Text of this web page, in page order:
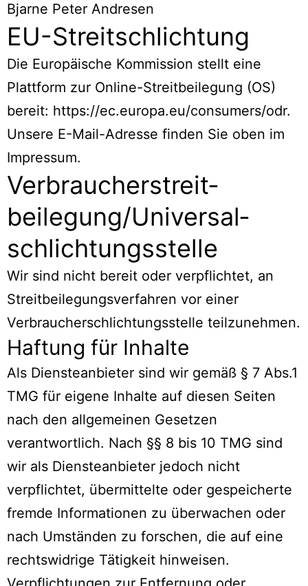
Bjarne Peter Andresen
EU-Streitschlichtung
Die Europäische Kommission stellt eine
Plattform zur Online-Streitbeilegung (OS)
bereit: https://ec.europa.eu/consumers/odr.
Unsere E-Mail-Adresse finden Sie oben im
Impressum.
Verbraucher­streit­
beilegung/Universal­
schlichtungs­stelle
Wir sind nicht bereit oder verpflichtet, an
Streitbeilegungsverfahren vor einer
Verbraucherschlichtungsstelle teilzunehmen.
Haftung für Inhalte
Als Diensteanbieter sind wir gemäß § 7 Abs.1
TMG für eigene Inhalte auf diesen Seiten
nach den allgemeinen Gesetzen
verantwortlich. Nach §§ 8 bis 10 TMG sind
wir als Diensteanbieter jedoch nicht
verpflichtet, übermittelte oder gespeicherte
fremde Informationen zu überwachen oder
nach Umständen zu forschen, die auf eine
rechtswidrige Tätigkeit hinweisen.